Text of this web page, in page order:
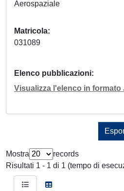
Aerospaziale
Matricola
031089
Elenco pubblicazioni
Visualizza l'elenco in formato
Mostra
records
Risultati 1 - 1 di 1 (tempo di